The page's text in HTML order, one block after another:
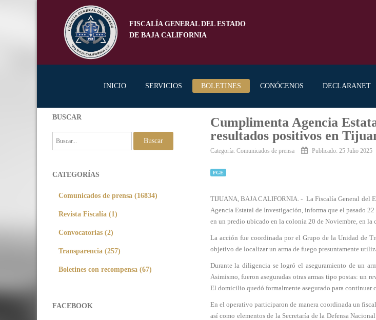
FISCALÍA GENERAL DEL ESTADO
DE BAJA CALIFORNIA
INICIO SERVICIOS BOLETINES CONÓCENOS DECLARANET
BUSCAR
Buscar
CATEGORÍAS
Comunicados de prensa (16834)
Revista Fiscalía (1)
Convocatorias (2)
Transparencia (257)
Boletines con recompensa (67)
FACEBOOK
Cumplimenta Agencia
resultados positivos en
Categoría: Comunicados de prensa Publicado: 25 Julio 2025
FGE
TIJUANA, BAJA CALIFORNIA. - La Fiscalía General del
Agencia Estatal de Investigación, informa que el pasado
en un predio ubicado en la colonia 20 de Noviembre, en
La acción fue coordinada por el Grupo de la Unidad de
objetivo de localizar un arma de fuego presuntamente
Durante la diligencia se logró el aseguramiento de un
Asimismo, fueron aseguradas otras armas tipo postas: un
El domicilio quedó formalmente asegurado para continuar
En el operativo participaron de manera coordinada un
así como elementos de la Secretaría de la Defensa